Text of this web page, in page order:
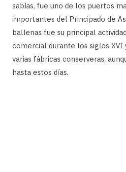
sabías, fue uno de los puertos
importantes del Principado de
ballenas fue su principal
comercial durante los siglos
varias fábricas conserveras,
hasta estos días.